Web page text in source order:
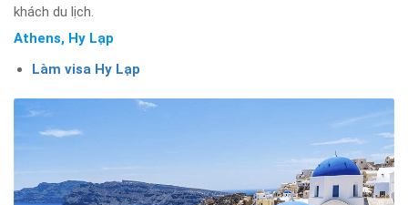
khách du lịch.
Athens, Hy Lạp
Làm visa Hy Lạp